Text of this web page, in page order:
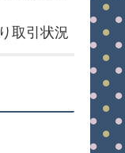
取引状況